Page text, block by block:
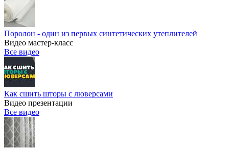
Поролон - один из первых синтетических утеплителей
Видео мастер-класс
Все видео
Как сшить шторы с люверсами
Видео презентации
Все видео